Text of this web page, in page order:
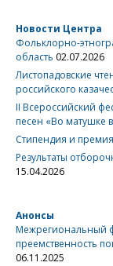
Новости Центра
Фольклорно-
область 02.07.2026
Листопадовские
российского
II Всероссийский
песен «Во матушке
Стипендия и
Результаты
15.04.2026
Анонсы
Межрегиональный
преемственность
06.11.2025